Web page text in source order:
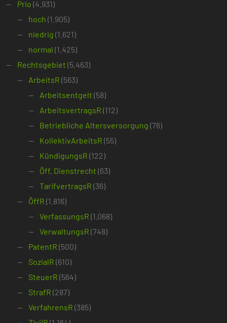
Prio (4.931)
hoch (1.905)
niedrig (1.621)
normal (1.425)
Rechtsgebiet (5.463)
ArbeitsR (563)
Arbeitsentgelt (58)
ArbeitsvertragsR (112)
Betriebliche Altersversorgung (76)
KollektivArbeitsR (55)
KündigungsR (122)
Öff. Dienstrecht (63)
TarifvertragsR (36)
ÖffR (1.816)
VerfassungsR (1.068)
VerwaltungsR (748)
PatentR (500)
SozialR (610)
SteuerR (564)
StrafR (287)
VerfahrensR (385)